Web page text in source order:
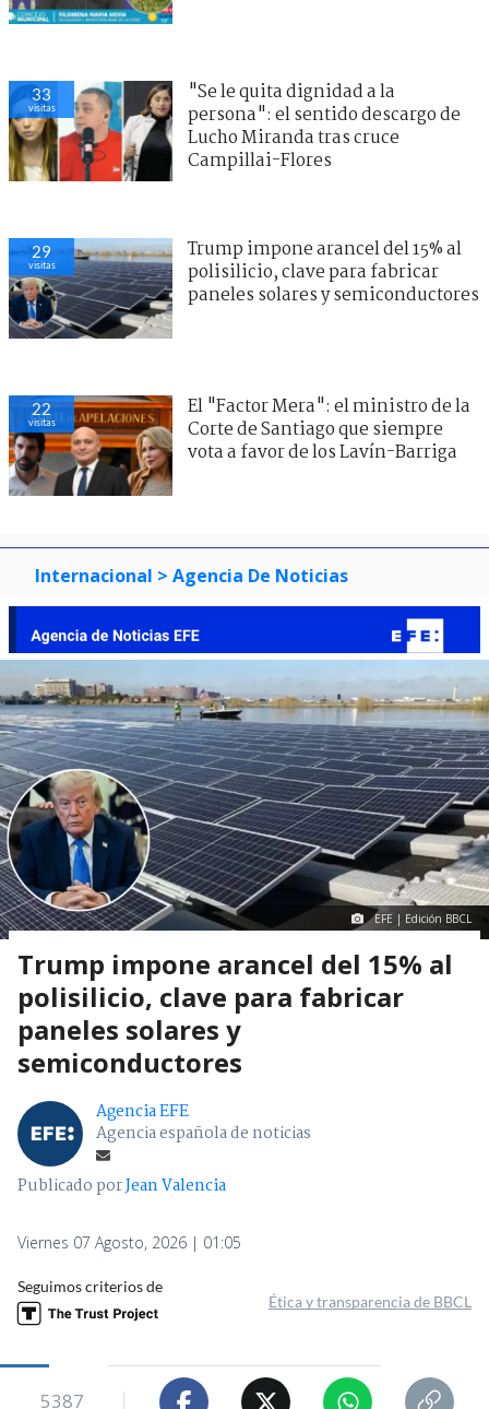
33
visitas
"Se le quita dignidad a la
persona": el sentido descargo de
Lucho Miranda tras cruce
Campillai-Flores
29
visitas
Trump impone arancel del 15% al
polisilicio, clave para fabricar
paneles solares y semiconductores
22
visitas
El "Factor Mera": el ministro de la
Corte de Santiago que siempre
vota a favor de los Lavín-Barriga
Internacional > Agencia De Noticias
EFE | Edición BBCL
Trump impone arancel del 15% al
polisilicio, clave para fabricar
paneles solares y
semiconductores
Agencia EFE
Agencia española de noticias
Publicado porJean Valencia
Viernes 07 Agosto, 2026 | 01:05
Seguimos criterios de
Ética y transparencia de BBCL
5387